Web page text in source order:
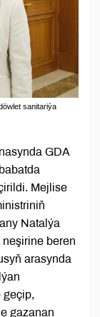
sanitariýa
GDA
Mejlise
Natalýa
neşirine beren
arasynda
geçip,
gazanan